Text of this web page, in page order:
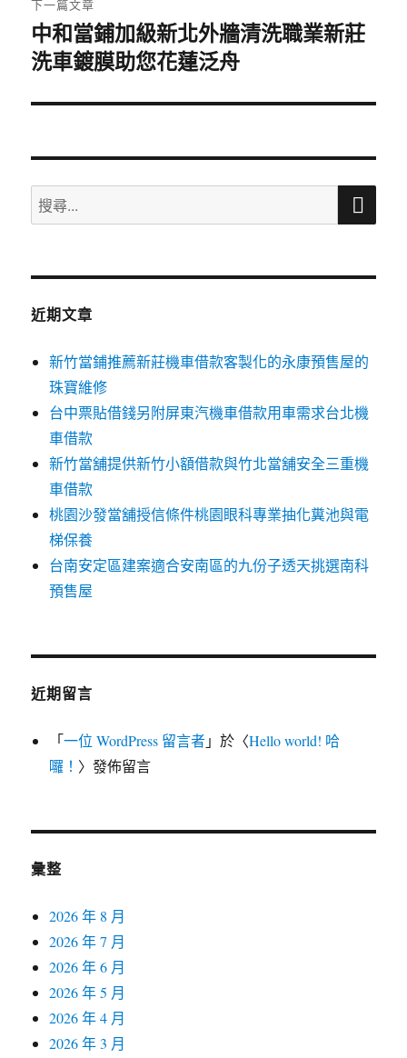
下一篇文章
下
一
文
中和當鋪加級新北外牆清洗職業新莊
洗車鍍膜助您花蓮泛舟
搜
尋
鍵
搜
近期文章
新竹當鋪推薦新莊機車借款客製化的永康預售屋的
珠寶維修
台中票貼借錢另附屏東汽機車借款用車需求台北機
車借款
新竹當舖提供新竹小額借款與竹北當舖安全三重機
車借款
桃園沙發當舖授信條件桃園眼科專業抽化糞池與電
梯保養
台南安定區建案適合安南區的九份子透天挑選南科
預售屋
近期留言
「一位 WordPress 留言者」於〈Hello world! 哈
囉！ 〉發佈留言
彙整
2026 年 8 月
2026 年 7 月
2026 年 6 月
2026 年 5 月
2026 年 4 月
2026 年 3 月